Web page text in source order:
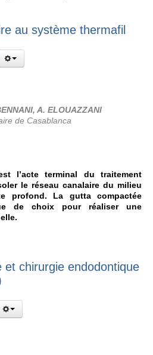
au système thermafil
A. ELOUAZZANI
de Casablanca
l’acte terminal du traitement
le réseau canalaire du milieu
profond. La gutta compactée
de choix pour réaliser une
et chirurgie endodontique